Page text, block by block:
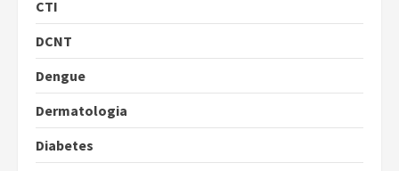
CTI
DCNT
Dengue
Dermatologia
Diabetes